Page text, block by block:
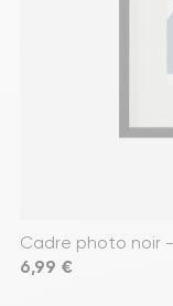
Cadre photo noir
Prix
6,99 €